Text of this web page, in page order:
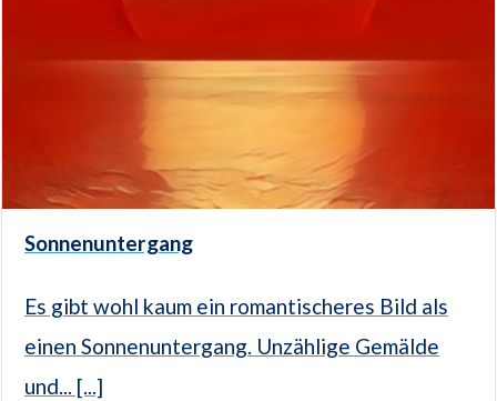
Sonnenuntergang
Es gibt wohl kaum ein romantischeres Bild als
einen Sonnenuntergang. Unzählige Gemälde
und... [...]